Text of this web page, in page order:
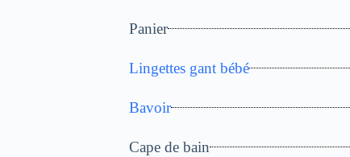
Panier
Lingettes gant bébé
Bavoir
Cape de bain